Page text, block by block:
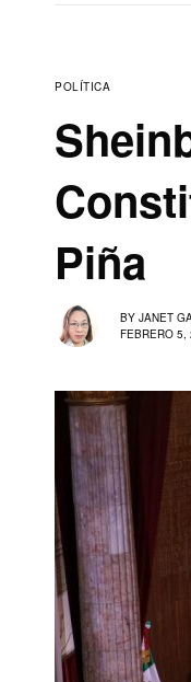
POLÍTICA
Piña
BY JANET
FEBRERO 5,